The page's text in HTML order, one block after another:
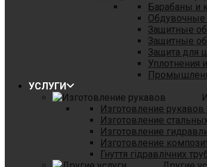
Барабаны и
Обдувочные
Защитные
Защитные
Защита для
Уплотнения
УСЛУГИ
Изготовление
Изготовление
Изготовление
Изготовление
Гнуття гідравлічних